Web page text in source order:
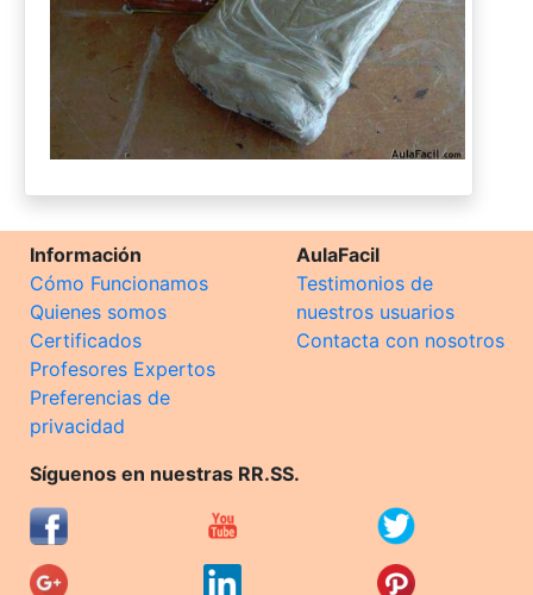
Información
Cómo Funcionamos
Quienes somos
Certificados
Profesores Expertos
Preferencias de
privacidad
AulaFacil
Testimonios de
nuestros usuarios
Contacta con nosotros
Síguenos en nuestras RR.SS.